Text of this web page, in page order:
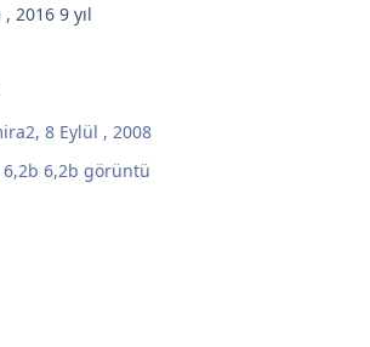
, 20169 yıl
,8 Eylül , 2008
6,2b görüntü